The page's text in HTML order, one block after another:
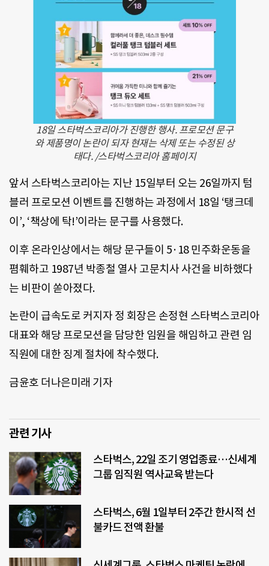
18일 스타벅스코리아가 진행한 행사. 프로모션 문구
와 제품명이 논란이 되자 현재는 삭제 또는 수정된 상
태다. /스타벅스코리아 홈페이지
앞서 스타벅스코리아는 지난 15일부터 오는 26일까지 텀
블러 프로모션 이벤트를 진행하는 과정에서 18일 ‘탱크데
이’, ‘책상에 탁!’이라는 문구를 사용했다.
이후 온라인상에서는 해당 문구들이 5·18 민주화운동을
폄훼하고 1987년 박종철 열사 고문치사 사건을 비하했다
는 비판이 쏟아졌다.
논란이 급속도로 커지자 정 회장은 손정현 스타벅스코리아
대표와 해당 프로모션을 담당한 임원을 해임하고 관련 임
직원에 대한 징계 절차에 착수했다.
금윤호 더나은미래 기자
관련 기사
스타벅스, 22일 조기 영업종료…신세계
그룹 임직원 역사교육 받는다
스타벅스, 6월 1일부터 2주간 한시적 선
불카드 전액 환불